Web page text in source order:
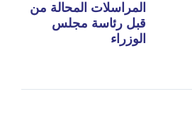
المراسلات المحالة من
قبل رئاسة مجلس
الوزراء